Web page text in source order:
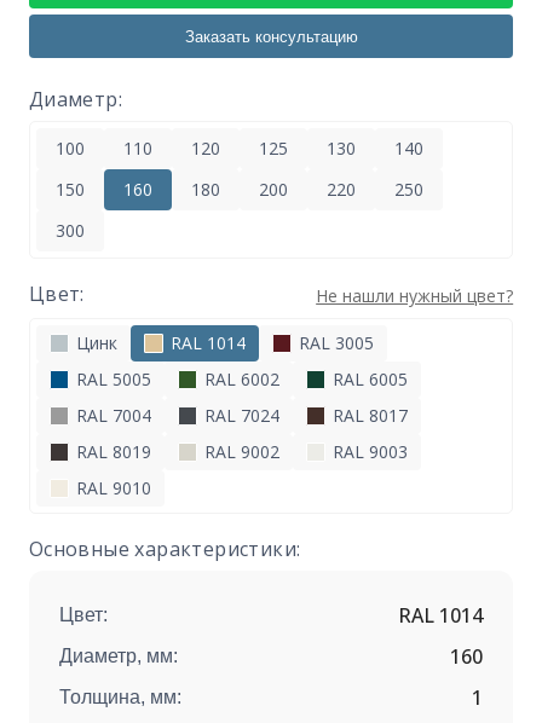
Заказать консультацию
Диаметр:
100 110 120 125 130
140
150
160 180 200 220
250
300
Цвет: Не нашли нужный цвет?
Цинк RAL 1014
RAL 3005
RAL 5005
RAL 6002
RAL 6005
RAL 7004
RAL 7024
RAL 8017
RAL 8019
RAL 9002
RAL 9003
RAL 9010
Основные характеристики:
Цвет: RAL 1014
Диаметр, мм: 160
Толщина, мм: 1